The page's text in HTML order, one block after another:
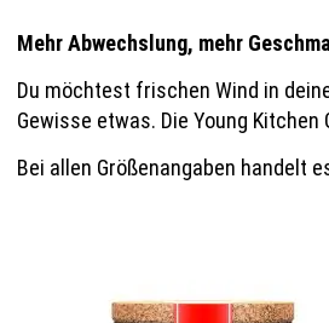
Mehr Abwechslung, mehr
Du möchtest frischen Wind in
Gewisse etwas. Die Young
Bei allen Größenangaben handelt